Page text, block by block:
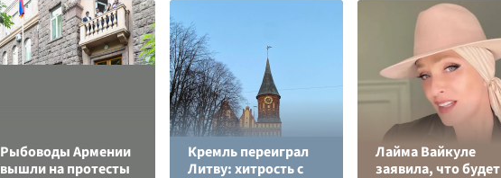
Рыбоводы Армении
вышли на протесты
Кремль переиграл
Литву: хитрость с
Лайма Вайкуле
заявила, что будет